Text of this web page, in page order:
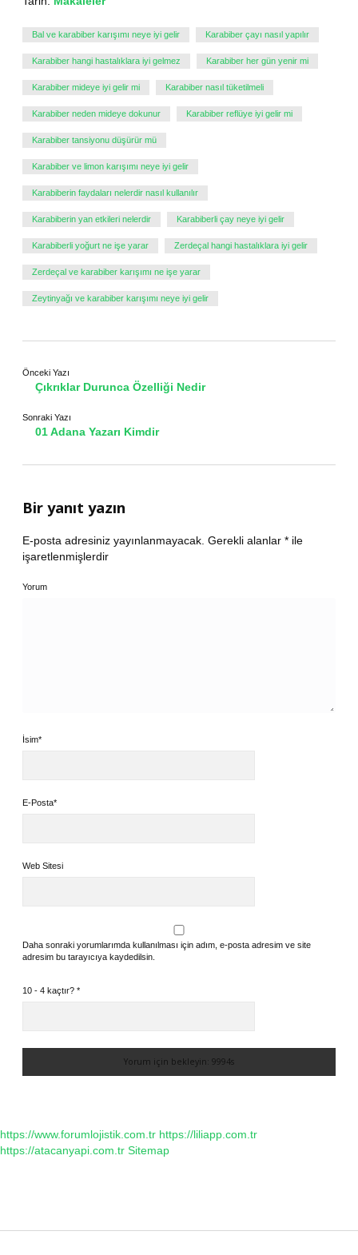
Bal ve karabiber karışımı neye iyi gelir Karabiber çayı nasıl yapılır
Karabiber hangi hastalıklara iyi gelmez Karabiber her gün yenir mi
Karabiber mideye iyi gelir mi Karabiber nasıl tüketilmeli
Karabiber neden mideye dokunur Karabiber reflüye iyi gelir mi
Karabiber tansiyonu düşürür mü
Karabiber ve limon karışımı neye iyi gelir
Karabiberin faydaları nelerdir nasıl kullanılır
Karabiberin yan etkileri nelerdir Karabiberli çay neye iyi gelir
Karabiberli yoğurt ne işe yarar Zerdeçal hangi hastalıklara iyi gelir
Zerdeçal ve karabiber karışımı ne işe yarar
Zeytinyağı ve karabiber karışımı neye iyi gelir
Önceki Yazı
Çıkrıklar Durunca Özelliği Nedir
Sonraki Yazı
01 Adana Yazarı Kimdir
Bir yanıt yazın
E-posta adresiniz yayınlanmayacak. Gerekli alanlar * ile
işaretlenmişlerdir
Yorum
İsim*
E-Posta*
Web Sitesi
Daha sonraki yorumlarımda kullanılması için adım, e-posta adresim ve site
adresim bu tarayıcıya kaydedilsin.
10 - 4 kaçtır? *
https://www.forumlojistik.com.tr https://liliapp.com.tr
https://atacanyapi.com.tr Sitemap